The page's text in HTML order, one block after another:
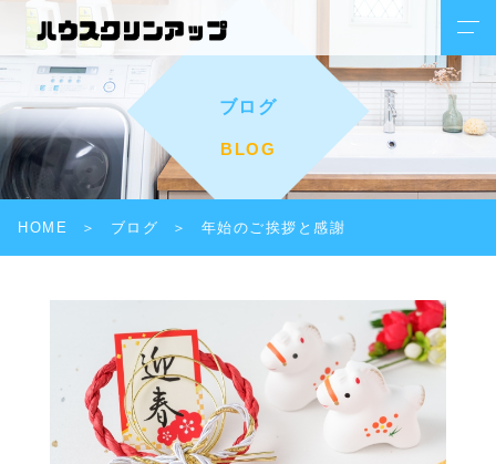
ブログ
BLOG
HOME ブログ 年始のご挨拶と感謝